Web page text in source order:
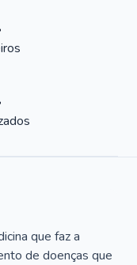
que faz a
de doenças que